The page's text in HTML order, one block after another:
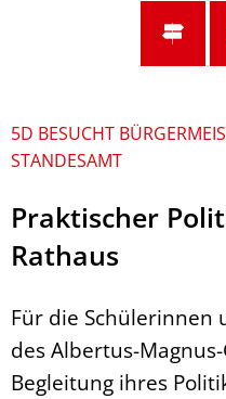
5D BESUCHT
STANDESAMT
Praktischer
Rathaus
Für die Schülerinnen
des Albertus-
Begleitung ihres